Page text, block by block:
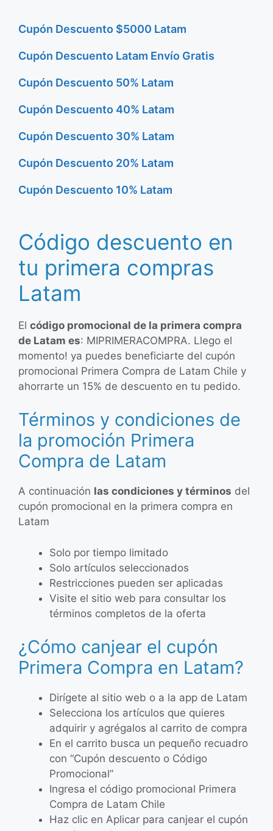
Cupón Descuento $5000 Latam
Cupón Descuento Latam Envío Gratis
Cupón Descuento 50% Latam
Cupón Descuento 40% Latam
Cupón Descuento 30% Latam
Cupón Descuento 20% Latam
Cupón Descuento 10% Latam
Código descuento en
tu primera compras
Latam
El código promocional de la primera compra
de Latam es: MIPRIMERACOMPRA. Llego el
momento! ya puedes beneficiarte del cupón
promocional Primera Compra de Latam Chile y
ahorrarte un 15% de descuento en tu pedido.
Términos y condiciones de
la promoción Primera
Compra de Latam
A continuación las condiciones y términos del
cupón promocional en la primera compra en
Latam
Solo por tiempo limitado
Solo artículos seleccionados
Restricciones pueden ser aplicadas
Visite el sitio web para consultar los
términos completos de la oferta
¿Cómo canjear el cupón
Primera Compra en Latam?
Dirígete al sitio web o a la app de Latam
Selecciona los artículos que quieres
adquirir y agrégalos al carrito de compra
En el carrito busca un pequeño recuadro
con “Cupón descuento o Código
Promocional”
Ingresa el código promocional Primera
Compra de Latam Chile
Haz clic en Aplicar para canjear el cupón